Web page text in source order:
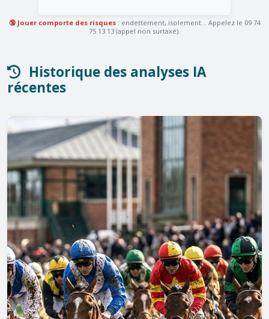
🔞 Jouer comporte des risques: endettement, isolement... Appelez le 09 74
75 13 13 (appel non surtaxé).
Historique des analyses IA
récentes